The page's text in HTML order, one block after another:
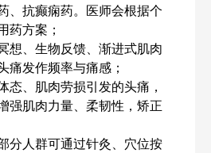
、抗癫痫药。医师会根据个
药方案；
想、生物反馈、渐进式肌肉
痛发作频率与痛感；
态、肌肉劳损引发的头痛，
强肌肉力量、柔韧性，矫正
分人群可通过针灸、穴位按